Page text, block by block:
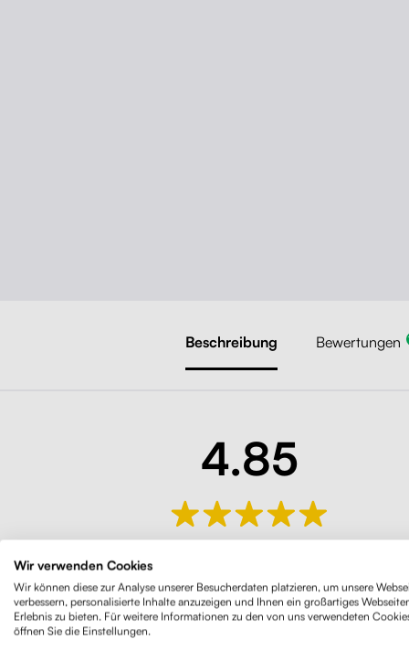
Beschreibung Bewertungen
4.85
Wir verwenden Cookies
Wir können diese zur Analyse unserer Besucherdaten platzieren, um unsere
verbessern, personalisierte Inhalte anzuzeigen und Ihnen ein großartiges
Erlebnis zu bieten. Für weitere Informationen zu den von uns verwendeten
öffnen Sie die Einstellungen.